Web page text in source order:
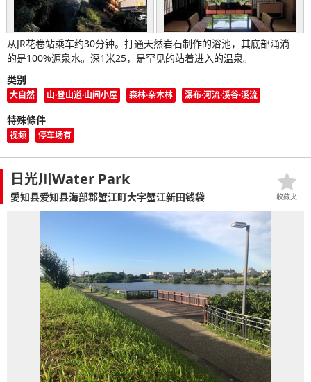
从JR花卷站乘车约30分钟。打通天然岩石制作的浴池，其底部涌淌
的是100%源泉水。深1米25，是罕见的站着进入的温泉。
类别
大自然 山·登山道·山间小屋 森林·杂木林 瀑布·河流·溪谷·溪流
特殊條件
视频 停车场有
日光川Water Park
愛知县爱知县海部郡蟹江町大字蟹江新田钱袋 收藏夹